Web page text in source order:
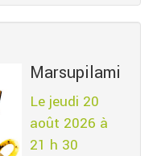
Marsupilami
Le jeudi 20
août 2026 à
21 h 30